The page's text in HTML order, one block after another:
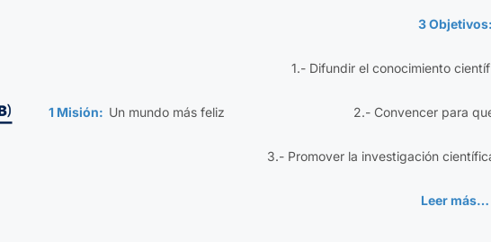
1 Misión: Un mundo más feliz
3
1.- Difundir el conocimiento
2.- Convencer para
3.- Promover la investigación
Leer más…